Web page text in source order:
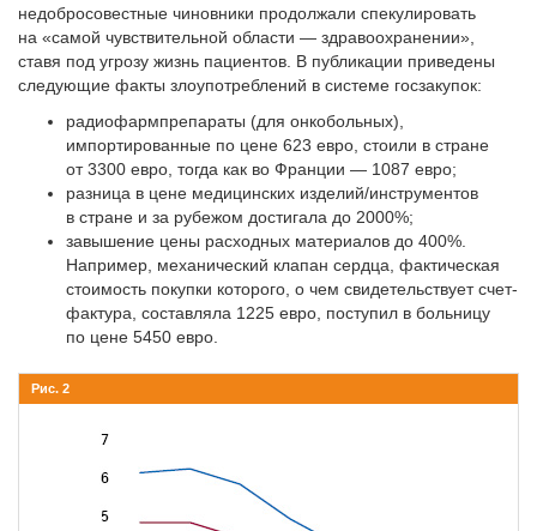
недобросовестные чиновники продолжали спекулировать
на «самой чувствительной области — здравоохранении»,
ставя под угрозу жизнь пациентов. В пуб­ликации приведены
следующие факты злоупотреб­лений в системе госзакупок:
радиофармпрепараты (для онкобольных),
импортированные по цене 623 евро, стоили в стране
от 3300 евро, тогда как во Франции — 1087 евро;
разница в цене медицинских изделий/инструментов
в стране и за рубежом достигала до 2000%;
завышение цены расходных материалов до 400%.
Например, механический клапан сердца, фактическая
стоимость покупки которого, о чем свидетельствует счет-
фактура, составляла 1225 евро, поступил в больницу
по цене 5450 евро.
Рис. 2